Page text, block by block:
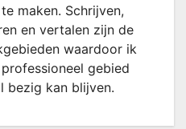
maken. Schrijven,
en vertalen zijn de
waardoor ik
gebied
bezig kan blijven.